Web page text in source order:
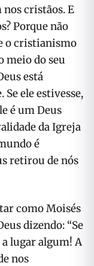
cristãos. E
Porque não
o cristianismo
meio do seu
está
ele estivesse,
é um Deus
da Igreja
é
retirou de nós
como Moisés
dizendo: “Se
a lugar algum! A
nos